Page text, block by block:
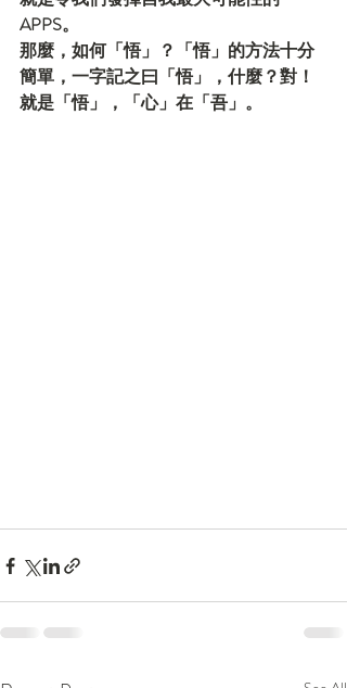
APPS。
那麼，如何「悟」？「悟」的方法十分
簡單，一字記之曰「悟」，什麼？對！
就是「悟」，「心」在「吾」。